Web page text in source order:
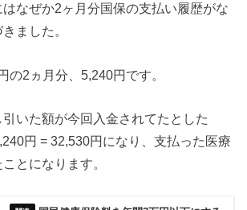
なぜか2ヶ月分国保の支払い履歴がな
ました。
の2ヵ月分、5,240円です。
いた額が今回入金されてたとした
円 = 32,530円になり、支払った医療
とになります。